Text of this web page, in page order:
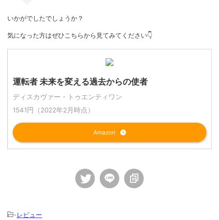
いかがでしたでしょうか？
気になった方はぜひこちらから見てみてください👇
運転者 未来を変える過去からの使者
ディスカヴァー・トゥエンティワン
1541円（2022年2月時点）
Amazon
-レビュー